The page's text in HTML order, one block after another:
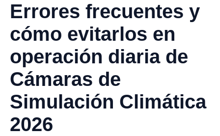
Errores frecuentes y
cómo evitarlos en
operación diaria de
Cámaras de
Simulación Climática
2026